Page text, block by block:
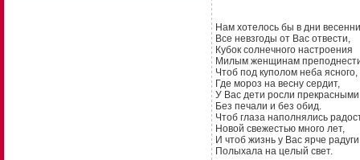
Нам хотелось бы в дни
Все невзгоды от Вас отвести,
Кубок солнечного настроения
Милым женщинам
Чтоб под куполом неба ясного,
Где мороз на весну сердит,
У Вас дети росли
Без печали и без обид.
Чтоб глаза наполнялись
Новой свежестью много лет,
И чтоб жизнь у Вас ярче радуги
Полыхала на целый свет.